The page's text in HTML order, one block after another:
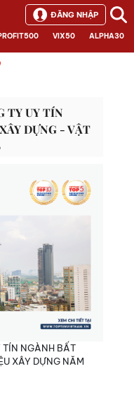
VIX50 ALPHA30
ĐĂNG NHẬP
TY UY TÍN
DỰNG - VẬT
TÍN NGÀNH BẤT
XÂY DỰNG NĂM